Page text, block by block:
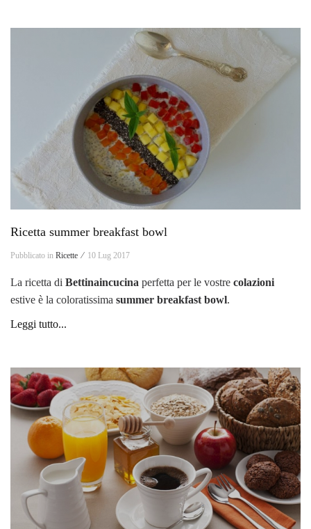
Ricetta summer breakfast bowl
Pubblicato in Ricette ⁄ 10 Lug 2017
La ricetta di Bettinaincucina perfetta per le vostre colazioni
estive è la coloratissima summer breakfast bowl.
Leggi tutto...